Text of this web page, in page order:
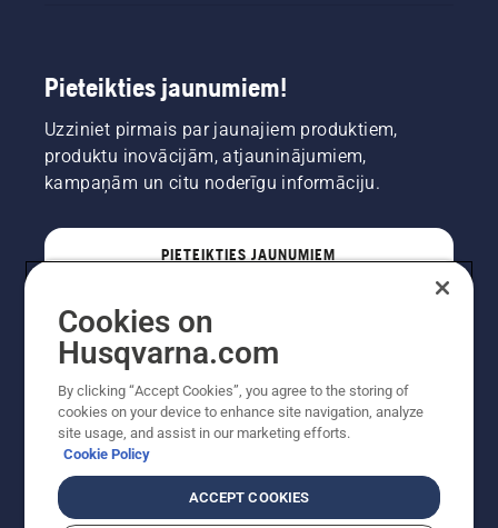
Pieteikties jaunumiem!
Uzziniet pirmais par jaunajiem produktiem,
produktu inovācijām, atjauninājumiem,
kampaņām un citu noderīgu informāciju.
PIETEIKTIES JAUNUMIEM
Cookies on
Husqvarna.com
By clicking “Accept Cookies”, you agree to the storing of
cookies on your device to enhance site navigation, analyze
site usage, and assist in our marketing efforts.
Cookie Policy
ACCEPT COOKIES